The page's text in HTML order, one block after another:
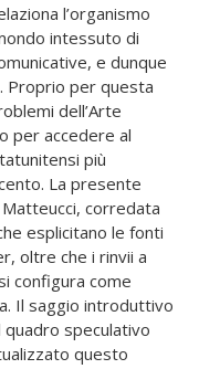
l’organismo
intessuto di
e dunque
Proprio per questa
dell’Arte
per accedere al
più
La presente
corredata
esplicitano le fonti
oltre che i rinvii a
configura come
Il saggio introduttivo
speculativo
questo